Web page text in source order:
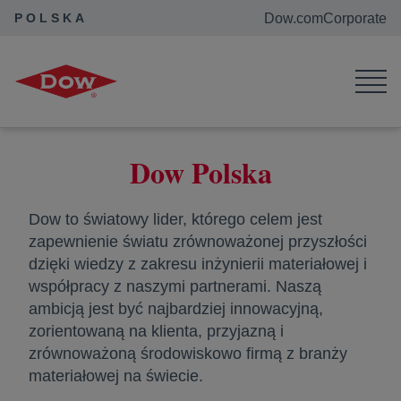
POLSKA Dow.comCorporate
Dow Polska
Dow to światowy lider, którego celem jest
zapewnienie światu zrównoważonej przyszłości
dzięki wiedzy z zakresu inżynierii materiałowej i
współpracy z naszymi partnerami. Naszą
ambicją jest być najbardziej innowacyjną,
zorientowaną na klienta, przyjazną i
zrównoważoną środowiskowo firmą z branży
materiałowej na świecie.